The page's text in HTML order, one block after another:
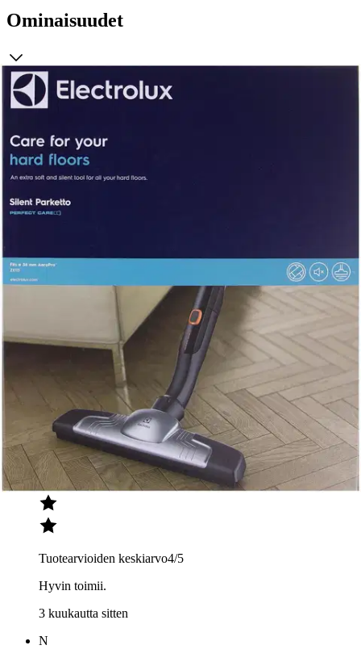
Ominaisuudet
Arviot
Julkaisemme tuotearvioita vain varmistetuista ostoksista. Niitä voivat
kirjoittaa asiakkaat, jotka ovat käyttäneet S-Etukorttia myymälässä
tai verkkokaupassa.
Nimetön
Tuotearvioiden keskiarvo4/5
Hyvin toimii.
3 kuukautta sitten
N